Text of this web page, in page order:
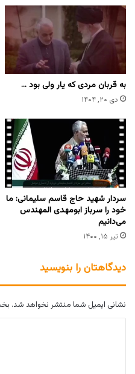
به قربان مردی که یار ولی بود …
دی ۲۰, ۱۴۰۴
سردار شهید حاج قاسم سلیمانی: ما
خود را سرباز ابومهدی المهندس
می‌دانیم
تیر ۱۵, ۱۴۰۰
دیدگاهتان را بنویسید
نشانی ایمیل شما منتشر نخواهد شد.